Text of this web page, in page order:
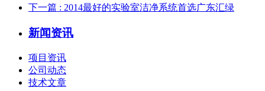
下一篇 : 2014最好的实验室洁净系统首选广东汇绿
新闻资讯
项目资讯
公司动态
技术文章